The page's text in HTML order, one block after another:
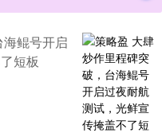
鲲号开启
短板